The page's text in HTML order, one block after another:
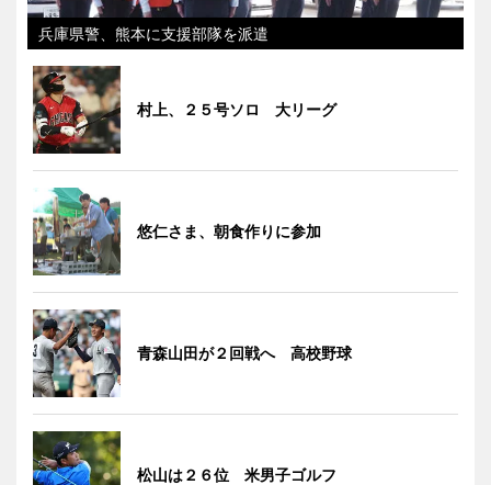
兵庫県警、熊本に支援部隊を派遣
村上、２５号ソロ 大リーグ
悠仁さま、朝食作りに参加
青森山田が２回戦へ 高校野球
松山は２６位 米男子ゴルフ